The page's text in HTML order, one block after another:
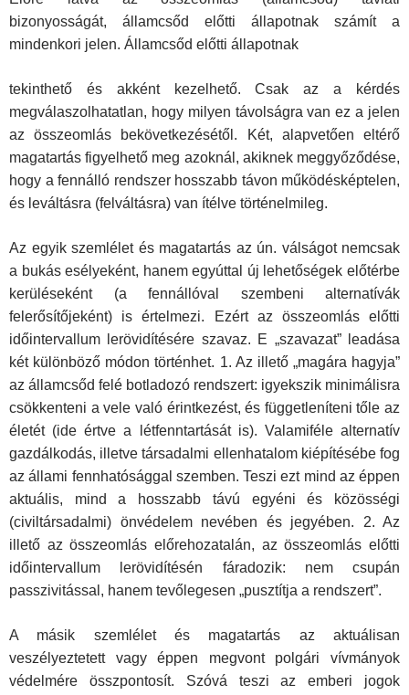
bizonyosságát, államcsőd előtti állapotnak számít a
mindenkori jelen. Államcsőd előtti állapotnak
tekinthető és akként kezelhető. Csak az a kérdés
megválaszolhatatlan, hogy milyen távolságra van ez a jelen
az összeomlás bekövetkezésétől. Két, alapvetően eltérő
magatartás figyelhető meg azoknál, akiknek meg­győződése,
hogy a fennálló rendszer hosszabb távon működésképtelen,
és leváltásra (felváltásra) van ítélve történelmileg.
Az egyik szemlélet és magatartás az ún. válságot nemcsak
a bukás esélyeként, hanem egyúttal új lehetőségek előtérbe
kerüléseként (a fennállóval szembeni alternatívák
felerősítőjeként) is értelmezi. Ezért az összeomlás előtti
időintervallum lerövidítésére szavaz. E „szavazat” leadása
két különböző módon történhet. 1. Az illető „magára hagyja”
az államcsőd felé botladozó rendszert: igyekszik minimálisra
csökken­teni a vele való érintkezést, és függetleníteni tőle az
életét (ide értve a létfenntartását is). Valamiféle alternatív
gazdálkodás, illetve társadalmi ellenhatalom kiépítésébe fog
az állami fennhatósággal szemben. Teszi ezt mind az éppen
aktuális, mind a hosszabb távú egyéni és közösségi
(civiltársadalmi) önvédelem nevében és jegyében. 2. Az
illető az össze­omlás előrehozatalán, az összeomlás előtti
időintervallum lerövidítésén fáradozik: nem csupán
passzivitással, hanem tevőlegesen „pusztítja a rendszert”.
A másik szemlélet és magatartás az aktuálisan
veszélyeztetett vagy éppen megvont polgári vívmányok
védelmére összpontosít. Szóvá teszi az emberi jogok